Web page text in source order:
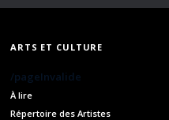
ARTS ET CULTURE
/pageInvalide
À lire
Répertoire des Artistes